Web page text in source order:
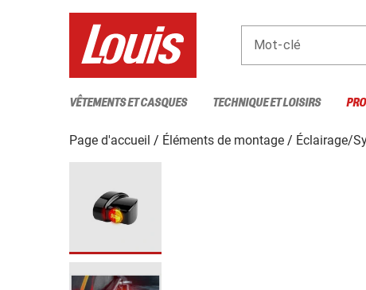
Mot-clé
VÊTEMENTS ET CASQUES TECHNIQUE ET LOISIRS
Page d'accueil Éléments de montage Éclairage/